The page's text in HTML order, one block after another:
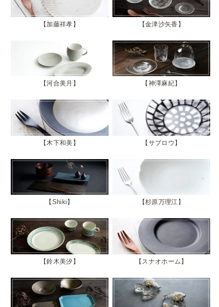
加藤祥孝 金津沙矢香
河合美月 神澤麻紀
木下和美 サブロウ
Shiki 杉原万理江
鈴木美汐 スナオホーム